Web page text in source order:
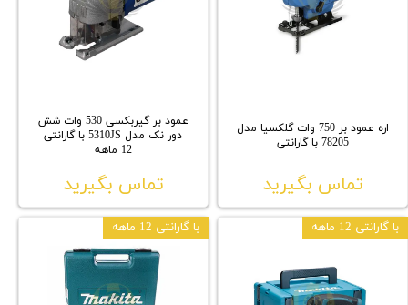
اره عمود بر 750 وات گلکسیا مدل
78205 با گارانتی
تماس بگیرید
عمود بر گیربکسی 530 وات شش
دور نک مدل 5310JS با گارانتی
12 ماهه
تماس بگیرید
با گارانتی 12 ماهه با گارانتی 12 ماهه